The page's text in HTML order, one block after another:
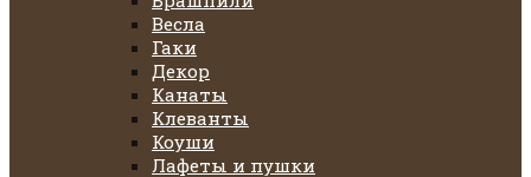
Весла
Гаки
Декор
Канаты
Клеванты
Коуши
Лафеты и пушки